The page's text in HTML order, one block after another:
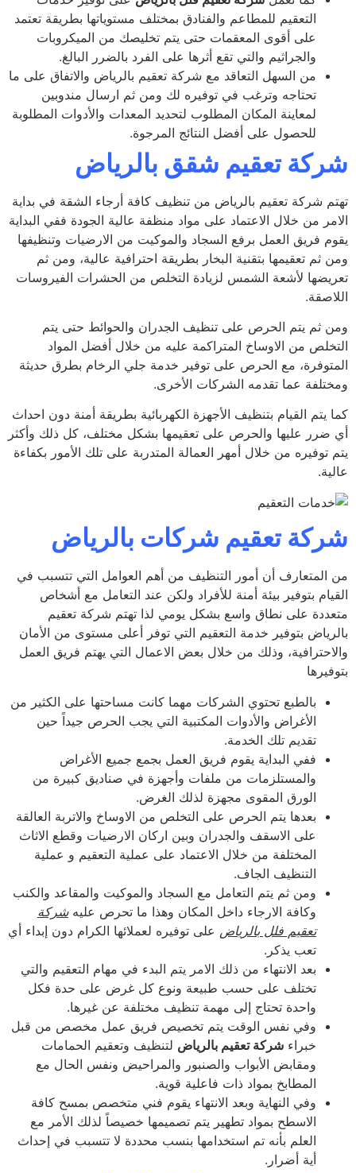
التعقيم للمطاعم والفنادق بمختلف مستوياتها بطريقة تعتمد
على أقوى المعقمات حتى يتم تخليصك من الميكروبات
والجراثيم والتي تقع أثرها على الفرد بالضرر البالغ.
من السهل التعاقد مع شركة تعقيم بالرياض والاتفاق على ما
تحتاجه وترغب في توفيره لك ومن ثم ارسال مندوبين
لمعاينة المكان المطلوب لتحديد المعدات والأدوات المطلوبة
للحصول على أفضل النتائج المرجوة.
تعقيم شقق بالرياض
شركة تعقيم بالرياض من تنظيف كافة أرجاء الشقة في بداية
من خلال الاعتماد على مواد منظفة عالية الجودة ففي البداية
فريق العمل برفع السجاد والموكيت من الارضيات وتنظيفها
ثم تعقيمها بتقنية البخار بطريقة احترافية عالية، ومن ثم
لأشعة الشمس لزيادة التخلص من الحشرات الفيروسات
ثم يتم الحرص على تنظيف الجدران والحوائط حتى يتم
من الاوساخ المتراكمة عليه من خلال أفضل المواد
مع الحرص على توفير خدمة جلي الرخام بطرق حديثة
عما تقدمه الشركات الأخرى.
يتم القيام بتنظيف الأجهزة الكهربائية بطريقة أمنة دون احداث
عليها والحرص على تعقيمها بشكل مختلف، كل ذلك وأكثر
توفيره من خلال أمهر العمالة المتدربة على تلك الأمور بكفاءة
تعقيم شركات بالرياض
أن أمور التنظيف من أهم العوامل التي تتسبب في
بتوفير بيئة أمنة للأفراد ولكن عند التعامل مع أشخاص
على نطاق واسع بشكل يومي لذا تهتم شركة تعقيم
بتوفير خدمة التعقيم التي توفر أعلى مستوى من الأمان
وذلك من خلال بعض الاعمال التي يهتم فريق العمل
بالطبع تحتوي الشركات مهما كانت مساحتها على الكثير من
الأغراض والأدوات المكتبية التي يجب الحرص جيداً حين
تقديم تلك الخدمة.
ففي البداية يقوم فريق العمل بجمع جميع الأغراض
والمستلزمات من ملفات وأجهزة في صناديق كبيرة من
الورق المقوى مجهزة لذلك الغرض.
بعدها يتم الحرص على التخلص من الاوساخ والاتربة العالقة
على الاسقف والجدران وبين اركان الارضيات وقطع الاثاث
المختلفة من خلال الاعتماد على عملية التعقيم و عملية
التنظيف الجاف.
ومن ثم يتم التعامل مع السجاد والموكيت والمقاعد والكنب
وكافة الارجاء داخل المكان وهذا ما تحرص عليهشركة
تعقيم فلل بالرياض على توفيره لعملائها الكرام دون إبداء أي
تعب يذكر.
بعد الانتهاء من ذلك الامر يتم البدء في مهام التعقيم والتي
تختلف على حسب طبيعة ونوع كل غرض على حدة فكل
واحدة تحتاج إلى مهمة تنظيف مختلفة عن غيرها.
وفي نفس الوقت يتم تخصيص فريق عمل مخصص من قبل
خبراءشركة تعقيم بالرياض لتنظيف وتعقيم الحمامات
ومقابض الأبواب والصنبور والمراحيض ونفس الحال مع
المطابخ بمواد ذات فاعلية قوية.
وفي النهاية وبعد الانتهاء يقوم فني متخصص بمسح كافة
الاسطح بمواد تطهير يتم تصميمها خصيصاً لذلك الأمر مع
العلم بأنه تم استخدامها بنسب محددة لا تتسبب في إحداث
أية أضرار.